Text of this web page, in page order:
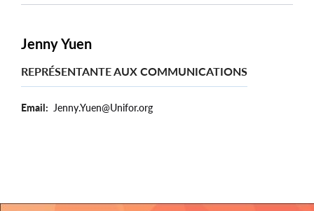
Jenny Yuen
REPRÉSENTANTE AUX COMMUNICATIONS
Email Jenny.Yuen@Unifor.org